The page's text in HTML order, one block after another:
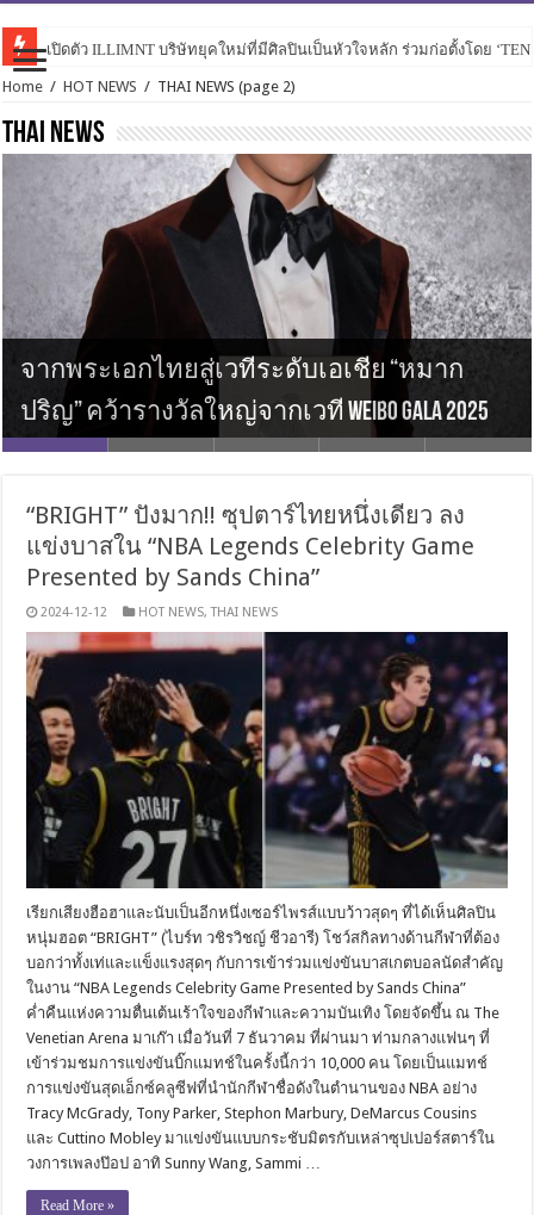
เปิดตัว ILLIMNT บริษัทยุคใหม่ที่มีศิลปินเป็นหัวใจหลัก ร่วมก่อตั้งโดย
PERSES เปิดเกมสุดเดือดใน “ไม่แพ้ใคร (Hotter than ur X)” ดึง URBOYTJ
Home / HOT NEWS / THAI NEWS (page 2)
THAI NEWS
ปริญ” คว้ารางวัลใหญ่จากเวที WEIBO GALA 2025
เตรียมพร้อมรับแรงกระแทกความสนุกกับ
[OUR MOMENT] 2025 ASIA CONCERT IN BANGKOK
ในงาน “GLOW UP GLAM UP CONCERT” 27 กรกฎาคม
MCHOICE ส่ง 6 หนุ่ม แซม เลออน พาย พี ติวเตอร์
ใน รายการ MCHOICE ROAD TO DEBUT
“แก้ว-น้ำหนึ่ง-เนย-ตาหวาน-ปูเป้-เจนนิษฐ์-
เจน-โมบายล์” ย้อนความทรงจำไปกับพวก
CONCERT” 27 กรกฎาคมนนี้
“BRIGHT” ปังมาก!! ซุปตาร์ไทยหนึ่งเดียว ลง
แข่งบาสใน “NBA Legends Celebrity Game
Presented by Sands China”
2024-12-12 HOT NEWS,THAI NEWS
เรียกเสียงฮือฮาและนับเป็นอีกหนึ่งเซอร์ไพรส์แบบว้าวสุดๆ ที่ได้เห็นศิลปิน
หนุ่มฮอต “BRIGHT” (ไบร์ท วชิรวิชญ์ ชีวอารี) โชว์สกิลทางด้านกีฬาที่ต้อง
บอกว่าทั้งเท่และแข็งแรงสุดๆ กับการเข้าร่วมแข่งขันบาสเกตบอลนัดสำคัญ
ในงาน “NBA Legends Celebrity Game Presented by Sands China”
ค่ำคืนแห่งความตื่นเต้นเร้าใจของกีฬาและความบันเทิง โดยจัดขึ้น ณ The
Venetian Arena มาเก๊า เมื่อวันที่ 7 ธันวาคม ที่ผ่านมา ท่ามกลางแฟนๆ ที่
เข้าร่วมชมการแข่งขันบิ๊กแมทช์ในครั้งนี้กว่า 10,000 คน โดยเป็นแมทช์
การแข่งขันสุดเอ็กซ์คลูซีฟที่นำนักกีฬาชื่อดังในตำนานของ NBA อย่าง
Tracy McGrady, Tony Parker, Stephon Marbury, DeMarcus Cousins
และ Cuttino Mobley มาแข่งขันแบบกระชับมิตรกับเหล่าซุปเปอร์สตาร์ใน
วงการเพลงป๊อป อาทิ Sunny Wang, Sammi …
Read More »